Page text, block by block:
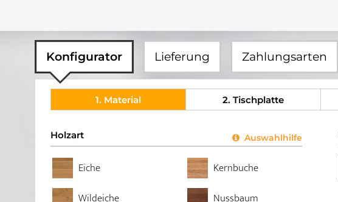
Konfigurator Lieferung Zahlungsarten
1. Material 2. Tischplatte
Holzart Auswahlhilfe
Eiche
Wildeiche
Kernbuche
Nussbaum